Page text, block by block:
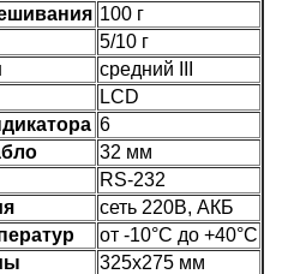
100 г
5/10 г
средний III
LCD
6
32 мм
RS-232
сеть 220В, АКБ
от -10°C до +40°C
325х275 мм